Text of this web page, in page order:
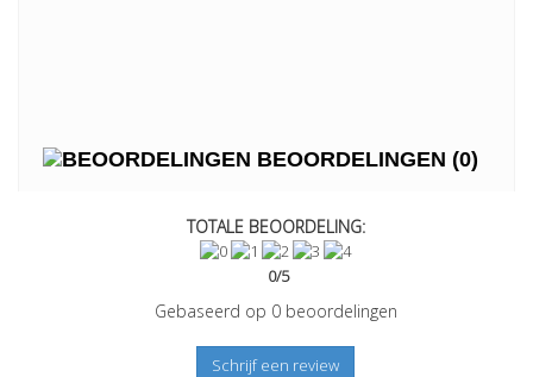
BEOORDELINGEN (0)
TOTALE BEOORDELING:
0/5
Gebaseerd op 0beoordelingen
Schrijf een review